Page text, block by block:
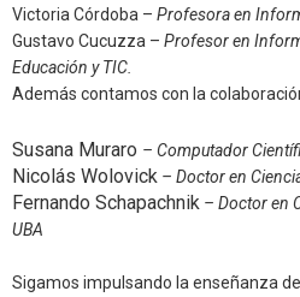
Victoria Córdoba – Profesora en
Gustavo Cucuzza – Profesor en
Educación y TIC.
Además contamos con la
Susana Muraro – Computador
Nicolás Wolovick – Doctor en
Fernando Schapachnik – Doctor en
UBA
Sigamos impulsando la enseñanza de